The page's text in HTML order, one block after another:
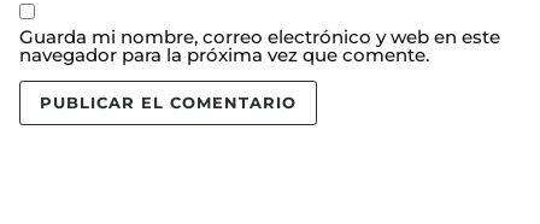
Guarda mi nombre, correo electrónico y web en este
navegador para la próxima vez que comente.